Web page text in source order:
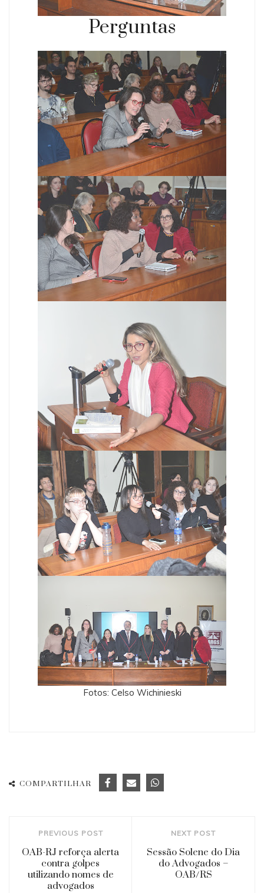
Perguntas
Fotos: Celso Wichinieski
COMPARTILHAR
PREVIOUS POST
OAB-RJ reforça alerta
contra golpes
utilizando nomes de
advogados
NEXT POST
Sessão Solene do Dia
do Advogados –
OAB/RS